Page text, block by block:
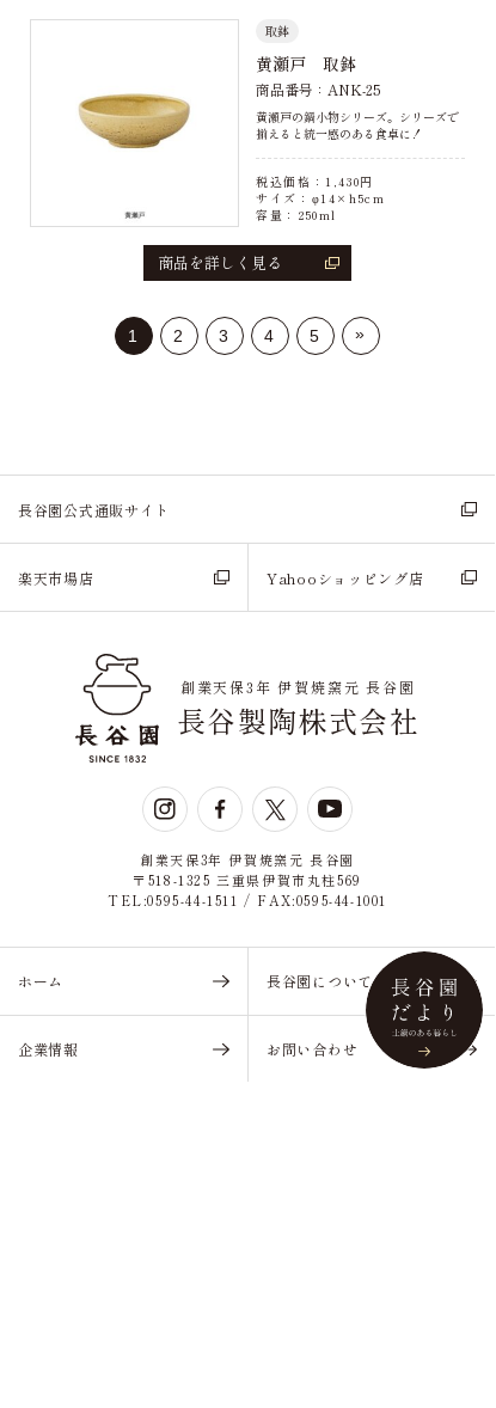
取鉢
黄瀬戸 取鉢
商品番号：ANK-25
黄瀬戸の鍋小物シリーズ。シリーズで
揃えると統一感のある食卓に！
税込価格： 1,430円
サイズ：φ14×h5cm
容量：250ml
商品を詳しく見る
1 2 3 4 5 »
長谷園公式通販サイト
楽天市場店 Yahooショッピング店
創業天保3年 伊賀焼窯元 長谷園
長谷製陶株式会社
創業天保3年 伊賀焼窯元 長谷園
〒518-1325 三重県伊賀市丸柱569
TEL:0595-44-1511 / FAX:0595-44-1001
ホーム 長谷園について
企業情報 お問い合わせ